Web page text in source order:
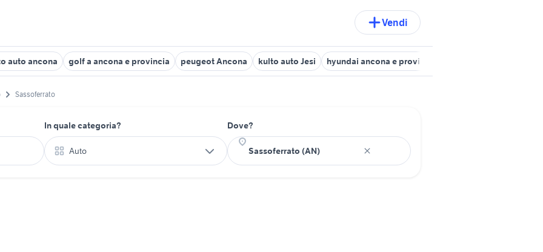
Vendi
auto ancona golf a ancona e provincia peugeot Ancona kulto auto Jesi hyundai ancona e provincia
Sassoferrato
In quale categoria?
Auto
Dove?